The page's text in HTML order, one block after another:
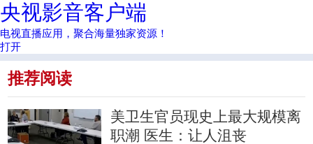
央视影音客户端
电视直播应用，聚合海量独家资源！
打开
推荐阅读
美卫生官员现史上最大规模离
职潮 医生：让人沮丧